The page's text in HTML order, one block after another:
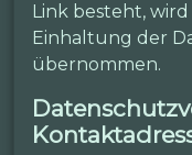
Link besteht,
Einhaltung der
übernommen.